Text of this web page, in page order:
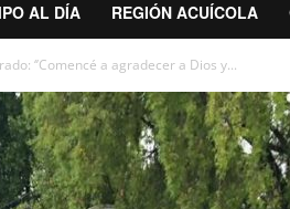
AL DÍA REGIÓN ACUÍCOLA
‘’Comencé a agradecer a Dios y...